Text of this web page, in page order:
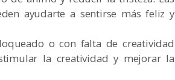
ayudarte a sentirse más feliz y
o con falta de creatividad
la creatividad y mejorar la